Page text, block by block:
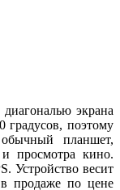
экрана
градусов, поэтому
обычный планшет,
просмотра кино.
Устройство весит
продаже по цене